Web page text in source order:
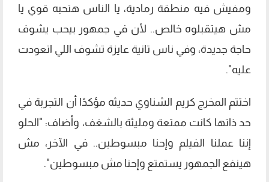
ومفيش فيه منطقة رمادية، يا الناس هتحبه قوي يا
مش هيتقبلوه خالص.. لأن في جمهور بيحب يشوف
حاجة جديدة، وفي ناس تانية عايزة تشوف اللي اتعودت
عليه".
اختتم المخرج كريم الشناوي حديثه مؤكدًا أن التجربة في
حد ذاتها كانت ممتعة ومليئة بالشغف، وأضاف: "الحلو
إننا عملنا الفيلم وإحنا مبسوطين.. في الآخر، مش
هينفع الجمهور يستمتع وإحنا مش مبسوطين".